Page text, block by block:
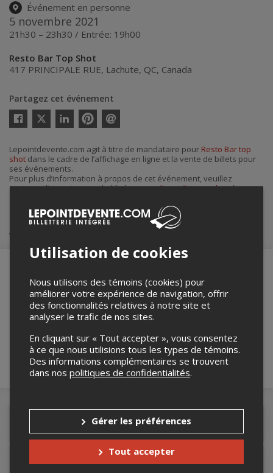
Événement en personne
5 novembre 2021
21h30 – 23h30 / Entrée: 19h00
Resto Bar Top Shot
417 PRINCIPALE RUE, Lachute, QC, Canada
Partagez cet événement
Twitter
courriel
Lepointdevente.com agit à titre de mandataire pour Resto Bar top
shot dans le cadre de l’affichage en ligne et la vente de billets pour
ses événements.
Pour plus d’information à propos de cet événement, veuillez
contacter l’organisateur de l’événement,Resto Bar top shot, à
Achat de billets
Merci de confirmer que vous n'êtes pas un
robot ci-bas.
Détails de l'événement
Lieu de l'événement
Utilisation de cookies
Nous utilisons des témoins (cookies) pour
améliorer votre expérience de navigation, offrir
des fonctionnalités relatives à notre site et
analyser le trafic de nos sites.
En cliquant sur « Tout accepter », vous consentez
à ce que nous utilisions tous les types de témoins.
Des informations complémentaires se trouvent
dans nos politiques de confidentialités.
Gérer les préférences
Tout accepter